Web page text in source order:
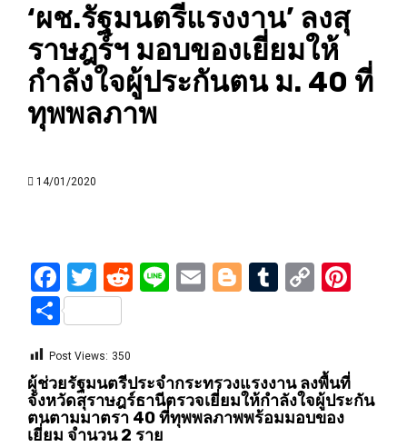
‘ผช.รัฐมนตรีแรงงาน’ ลงสุ
ราษฎร์ฯ มอบของเยี่ยมให้
กำลังใจผู้ประกันตน ม. 40 ที่
ทุพพลภาพ
14/01/2020
Facebook
Twitter
Reddit
LineEmailBlogger
Tumblr
Copy
Share
Post Views: 350
ผู้ช่วยรัฐมนตรีประจำกระทรวงแรงงาน ลงพื้นที่
จังหวัดสุราษฎร์ธานีตรวจเยี่ยมให้กำลังใจผู้ประกัน
ตนตามมาตรา 40 ที่ทุพพลภาพพร้อมมอบของ
เยี่ยม จำนวน 2 ราย